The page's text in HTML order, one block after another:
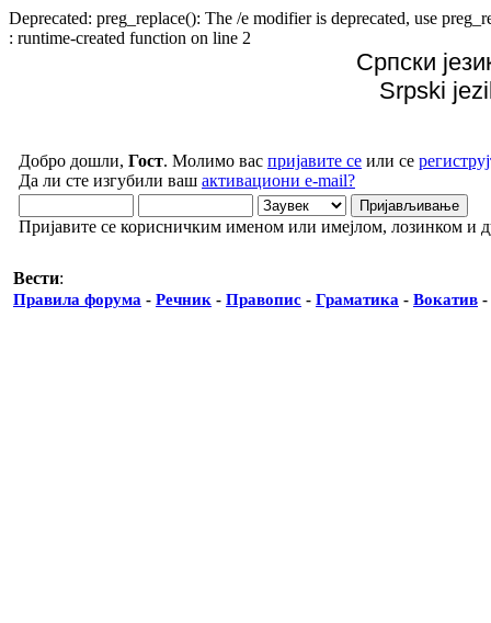
Deprecated: preg_replace(): The /e modifier is deprecated, use
: runtime-created function on line 2
Српски
Srpski
Добро дошли, Гост. Молимо вас пријавите се или се
Да ли сте изгубили ваш активациони e-mail?
Пријавите се корисничким именом или имејлом, лозинком и
Вести:
Правила форума - Речник - Правопис - Граматика - Вокатив -